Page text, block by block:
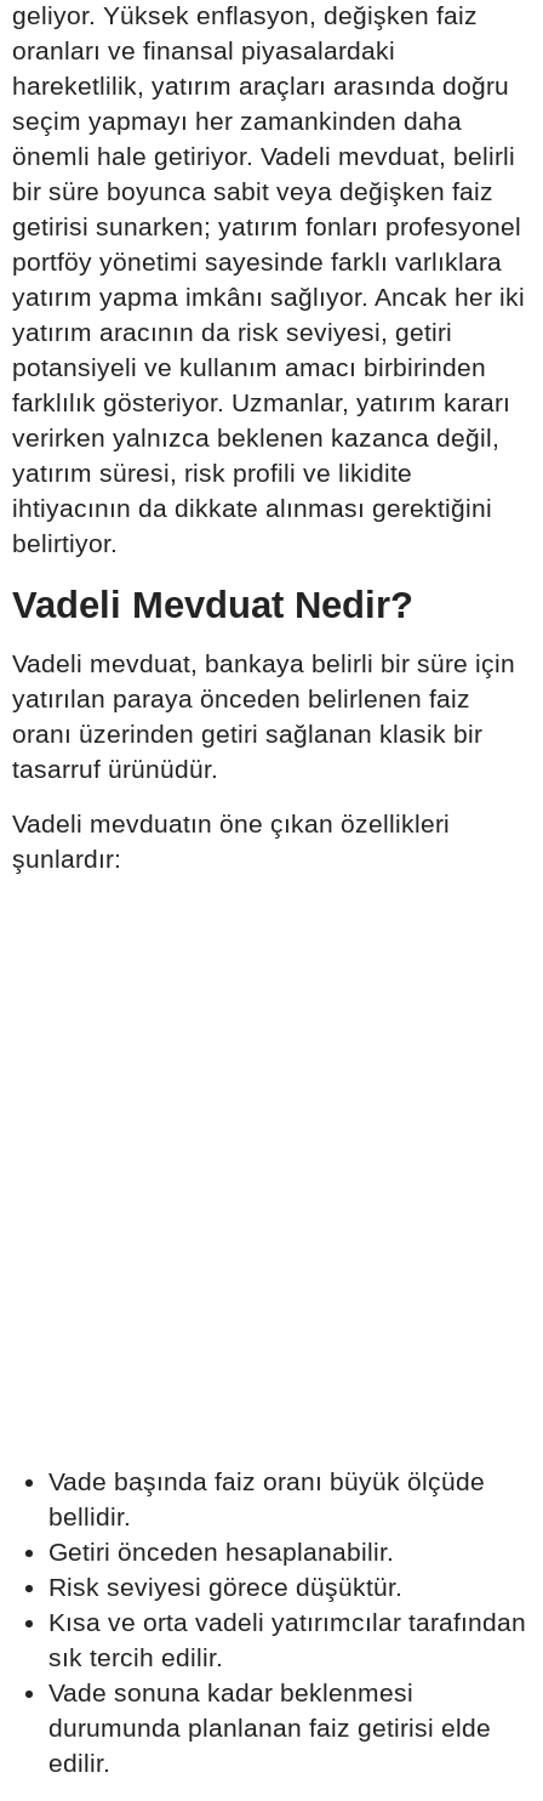
geliyor. Yüksek enflasyon, değişken faiz
oranları ve finansal piyasalardaki
hareketlilik, yatırım araçları arasında doğru
seçim yapmayı her zamankinden daha
önemli hale getiriyor. Vadeli mevduat, belirli
bir süre boyunca sabit veya değişken faiz
getirisi sunarken; yatırım fonları profesyonel
portföy yönetimi sayesinde farklı varlıklara
yatırım yapma imkânı sağlıyor. Ancak her iki
yatırım aracının da risk seviyesi, getiri
potansiyeli ve kullanım amacı birbirinden
farklılık gösteriyor. Uzmanlar, yatırım kararı
verirken yalnızca beklenen kazanca değil,
yatırım süresi, risk profili ve likidite
ihtiyacının da dikkate alınması gerektiğini
belirtiyor.
Vadeli Mevduat Nedir?
Vadeli mevduat, bankaya belirli bir süre için
yatırılan paraya önceden belirlenen faiz
oranı üzerinden getiri sağlanan klasik bir
tasarruf ürünüdür.
Vadeli mevduatın öne çıkan özellikleri
şunlardır:
Vade başında faiz oranı büyük ölçüde
bellidir.
Getiri önceden hesaplanabilir.
Risk seviyesi görece düşüktür.
Kısa ve orta vadeli yatırımcılar tarafından
sık tercih edilir.
Vade sonuna kadar beklenmesi
durumunda planlanan faiz getirisi elde
edilir.